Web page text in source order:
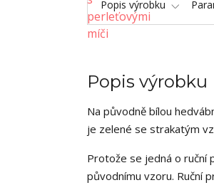
Popis výrobku
Popis výrobku
Na původně bílou
je zelené se strakatým
Protože se jedná o ruční
původnímu vzoru. Ruční